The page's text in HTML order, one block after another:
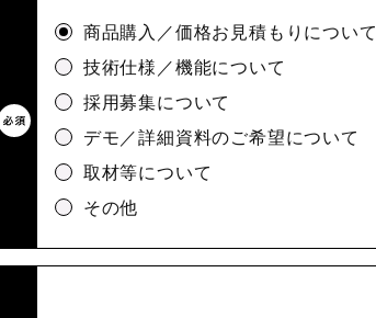
商品購入／価格お見積もりについて
技術仕様／機能について
採用募集について
デモ／詳細資料のご希望について
取材等について
その他